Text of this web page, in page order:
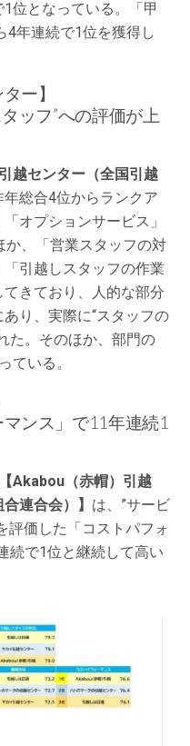
位となっている。「甲
4年連続で1位を獲得し
ー】
ッフ”への評価が上
越センター（全国引越
年総合4位からランクア
オプションサービス」
、「営業スタッフの対
引越しスタッフの作業
きており、人的な部分
り、実際に“スタッフの
た。そのほか、部門の
ている。
ンス」で11年連続1
【Akabou（赤帽）引越
連合会）】 は、”サービ
評価した「コストパフォ
続で1位と継続して高い